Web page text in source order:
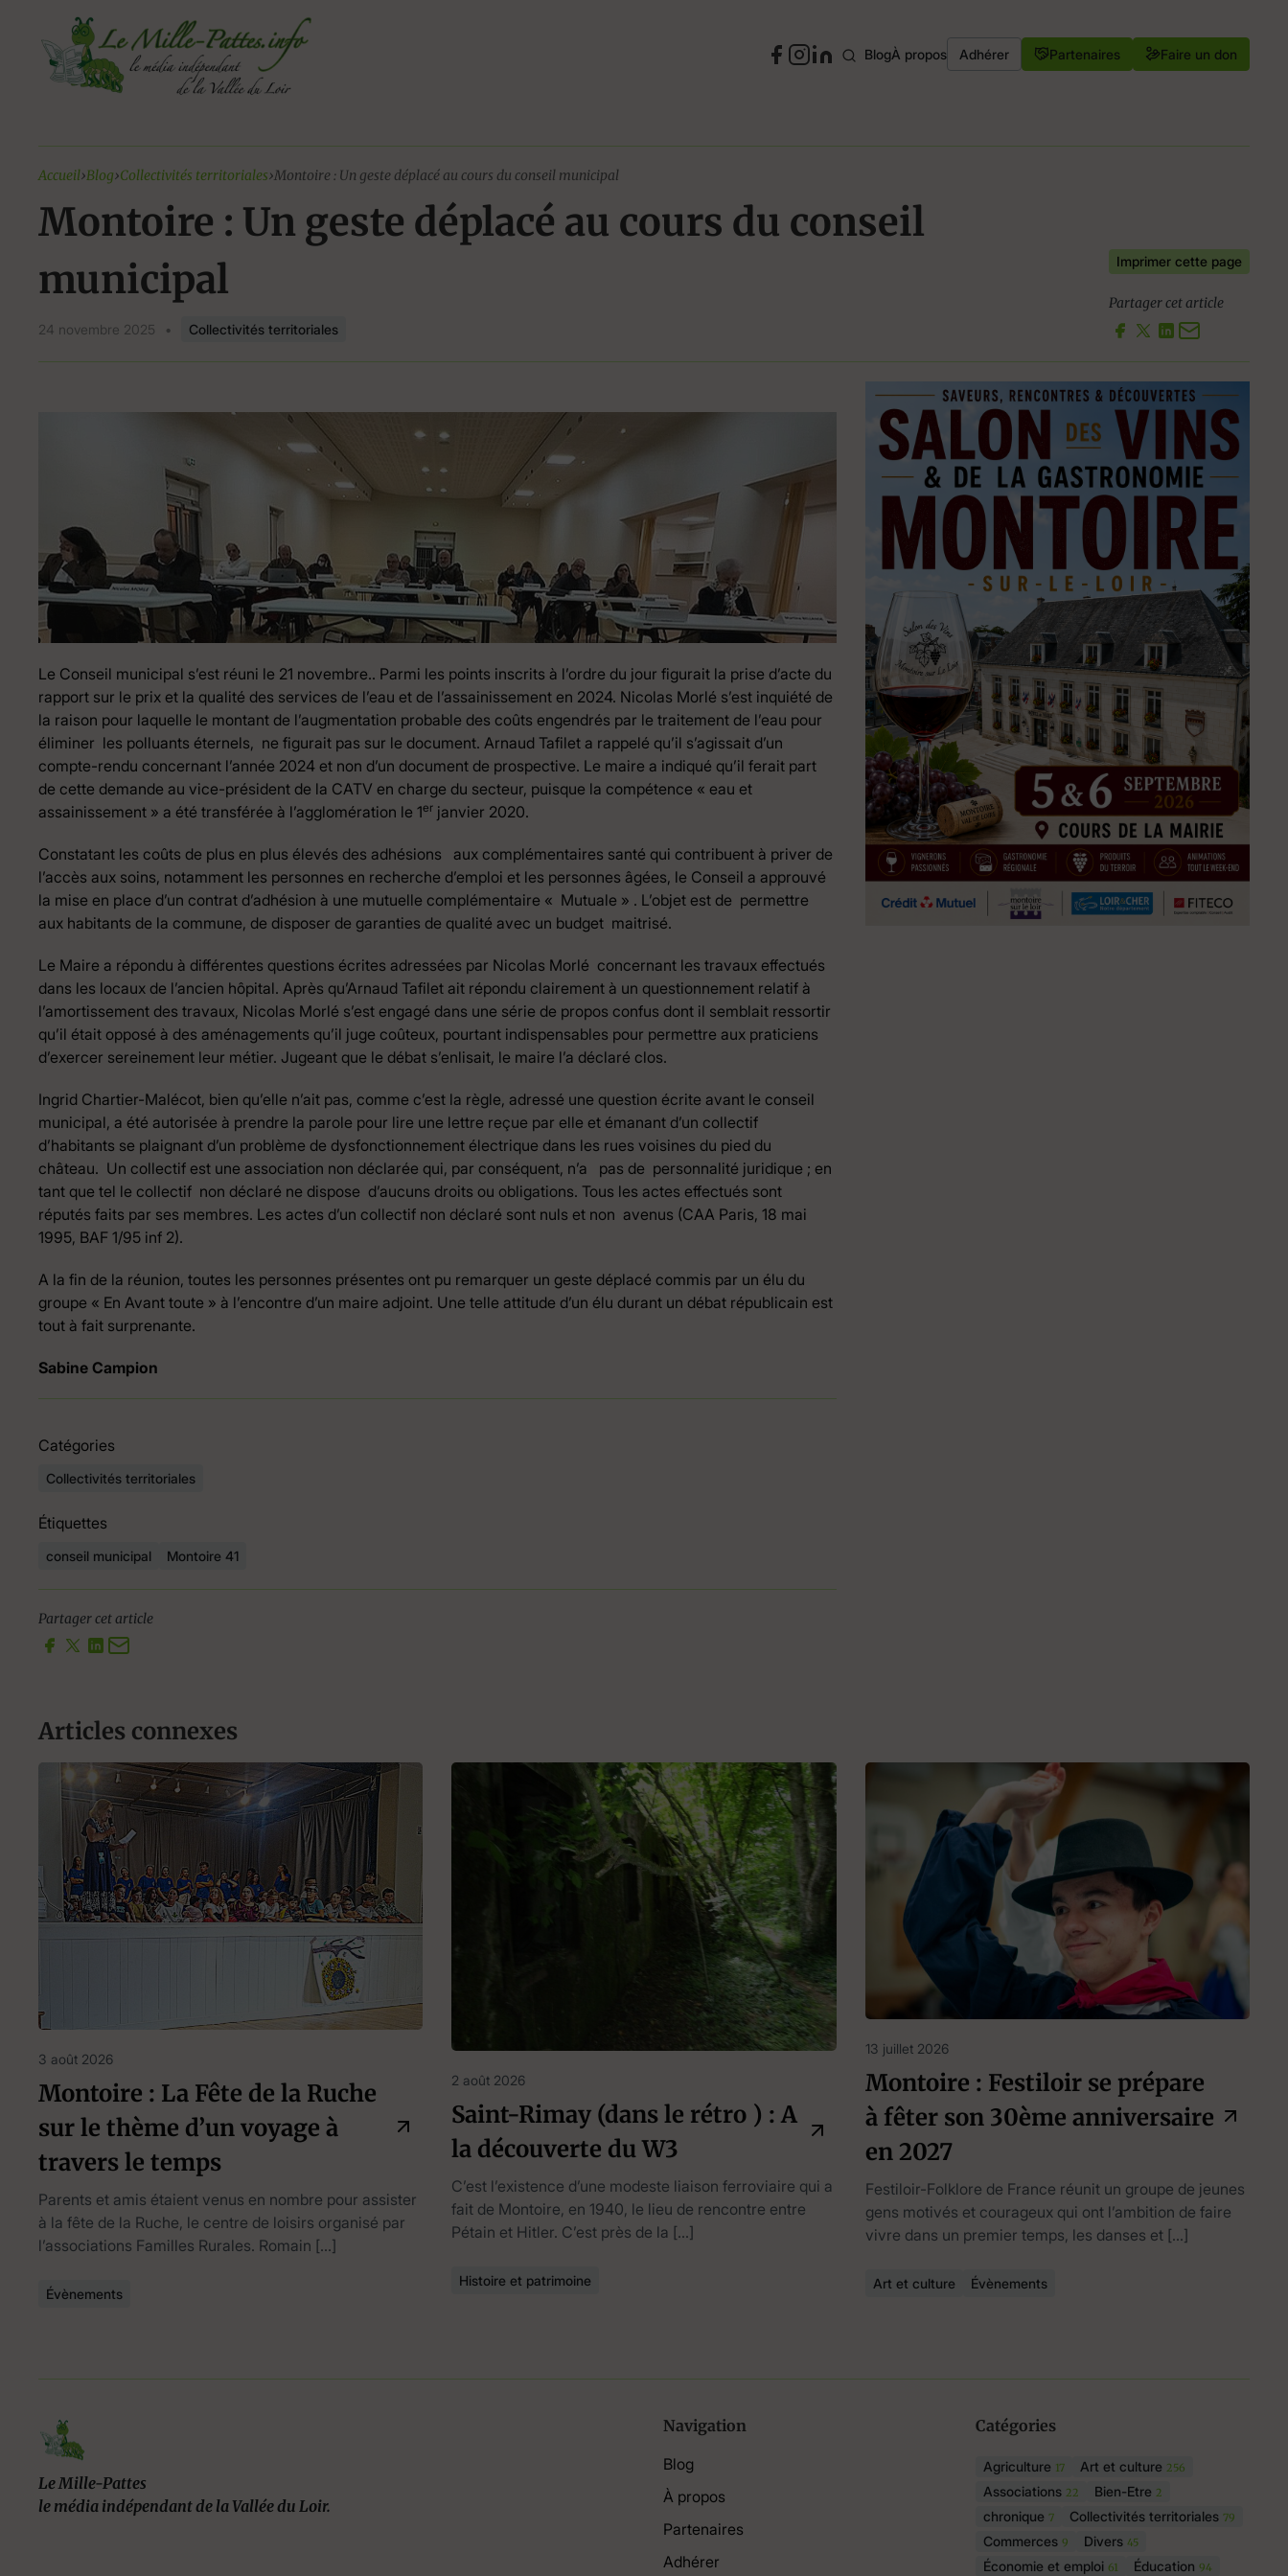
contenu
BlogÀ propos Adhérer Partenaires Faire un don
Accueil›Blog›Collectivités territoriales›Montoire : Un geste déplacé au cours du conseil municipal
Montoire : Un geste déplacé au cours du conseil
municipal
24 novembre 2025 • Collectivités territoriales
Imprimer cette page
Partager cet article
Le Conseil municipal s’est réuni le 21 novembre.. Parmi les points inscrits à l’ordre du jour figurait la prise d’acte du
rapport sur le prix et la qualité des services de l’eau et de l’assainissement en 2024. Nicolas Morlé s’est inquiété de
la raison pour laquelle le montant de l’augmentation probable des coûts engendrés par le traitement de l’eau pour
éliminer les polluants éternels, ne figurait pas sur le document. Arnaud Tafilet a rappelé qu’il s’agissait d’un
compte-rendu concernant l’année 2024 et non d’un document de prospective. Le maire a indiqué qu’il ferait part
de cette demande au vice-président de la CATV en charge du secteur, puisque la compétence « eau et
assainissement » a été transférée à l’agglomération le 1er janvier 2020.
Constatant les coûts de plus en plus élevés des adhésions aux complémentaires santé qui contribuent à priver de
l’accès aux soins, notamment les personnes en recherche d’emploi et les personnes âgées, le Conseil a approuvé
la mise en place d’un contrat d’adhésion à une mutuelle complémentaire « Mutuale » . L’objet est de permettre
aux habitants de la commune, de disposer de garanties de qualité avec un budget maitrisé.
Le Maire a répondu à différentes questions écrites adressées par Nicolas Morlé concernant les travaux effectués
dans les locaux de l’ancien hôpital. Après qu’Arnaud Tafilet ait répondu clairement à un questionnement relatif à
l’amortissement des travaux, Nicolas Morlé s’est engagé dans une série de propos confus dont il semblait ressortir
qu’il était opposé à des aménagements qu’il juge coûteux, pourtant indispensables pour permettre aux praticiens
d’exercer sereinement leur métier. Jugeant que le débat s’enlisait, le maire l’a déclaré clos.
Ingrid Chartier-Malécot, bien qu’elle n’ait pas, comme c’est la règle, adressé une question écrite avant le conseil
municipal, a été autorisée à prendre la parole pour lire une lettre reçue par elle et émanant d’un collectif
d’habitants se plaignant d’un problème de dysfonctionnement électrique dans les rues voisines du pied du
château. Un collectif est une association non déclarée qui, par conséquent, n’a pas de personnalité juridique ; en
tant que tel le collectif non déclaré ne dispose d’aucuns droits ou obligations. Tous les actes effectués sont
réputés faits par ses membres. Les actes d’un collectif non déclaré sont nuls et non avenus (CAA Paris, 18 mai
1995, BAF 1/95 inf 2).
A la fin de la réunion, toutes les personnes présentes ont pu remarquer un geste déplacé commis par un élu du
groupe « En Avant toute » à l’encontre d’un maire adjoint. Une telle attitude d’un élu durant un débat républicain est
tout à fait surprenante.
Sabine Campion
Catégories
Collectivités territoriales
Étiquettes
conseil municipal Montoire 41
Partager cet article
Articles connexes
3 août 2026
Montoire : La Fête de la Ruche
sur le thème d’un voyage à
travers le temps
Parents et amis étaient venus en nombre pour assister
à la fête de la Ruche, le centre de loisirs organisé par
l’associations Familles Rurales. Romain […]
Évènements
2 août 2026
Saint-Rimay (dans le rétro ) : A
la découverte du W3
C’est l’existence d’une modeste liaison ferroviaire qui a
fait de Montoire, en 1940, le lieu de rencontre entre
Pétain et Hitler. C’est près de la […]
Histoire et patrimoine
13 juillet 2026
Montoire : Festiloir se prépare
à fêter son 30ème anniversaire
en 2027
Festiloir-Folklore de France réunit un groupe de jeunes
gens motivés et courageux qui ont l’ambition de faire
vivre dans un premier temps, les danses et […]
Art et culture Évènements
Le Mille-Pattes
le média indépendant de la Vallée du Loir.
Navigation
Blog
À propos
Partenaires
Adhérer
Catégories
Agriculture 17 Art et culture 256
Associations 22 Bien-Etre 2
chronique 7 Collectivités territoriales 79
Commerces 9 Divers 45
Économie et emploi 61 Éducation 94